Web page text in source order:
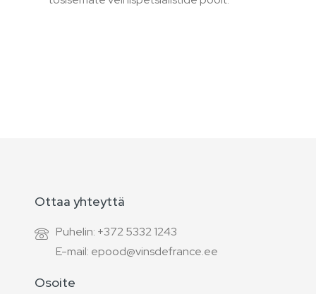
Ottaa yhteyttä
Puhelin: +372 5332 1243
E-mail: epood@vinsdefrance.ee
Osoite